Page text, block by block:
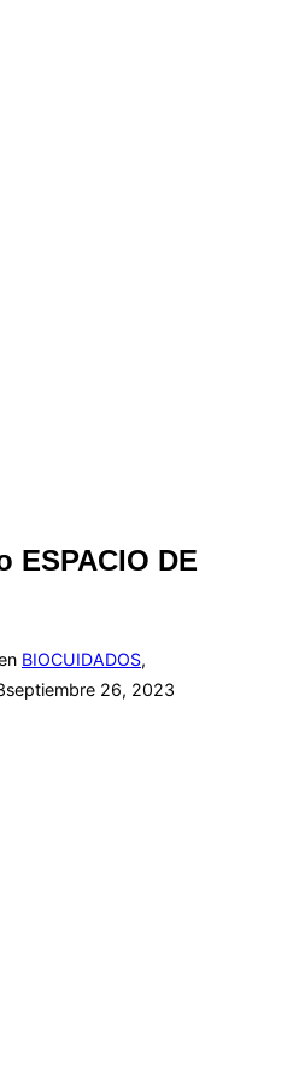
ESPACIO DE
BIOCUIDADOS,
septiembre 26, 2023